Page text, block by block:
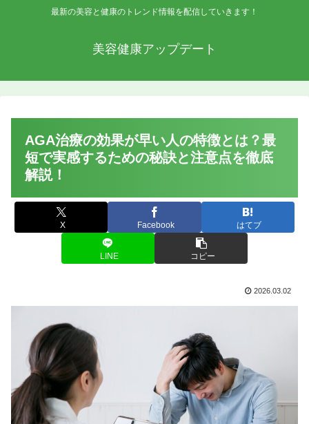
最新の美容と健康のトレンド情報を配信していきます！
美容健康アップデート
AGA治療の効果が早い人の特徴とは？最
短で実感するための秘訣と注意点を徹底
解説！
X Facebook はてブ
LINE コピー
2026.03.02